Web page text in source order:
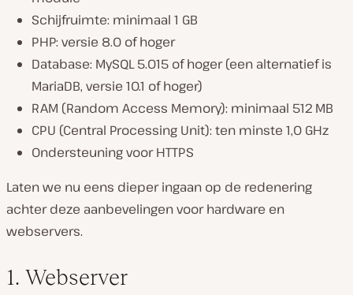
Schijfruimte: minimaal 1 GB
PHP: versie 8.0 of hoger
Database: MySQL 5.015 of hoger (een alternatief is
MariaDB, versie 10.1 of hoger)
RAM (Random Access Memory): minimaal 512 MB
CPU (Central Processing Unit): ten minste 1,0 GHz
Ondersteuning voor HTTPS
Laten we nu eens dieper ingaan op de redenering
achter deze aanbevelingen voor hardware en
webservers.
1. Webserver